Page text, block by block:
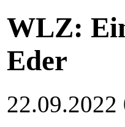
WLZ:
Eder
22.09.2022